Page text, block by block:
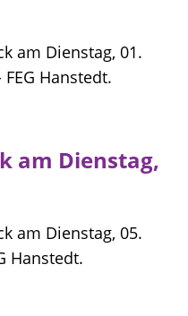
am Dienstag, 01.
Hanstedt.
am Dienstag,
am Dienstag, 05.
Hanstedt.